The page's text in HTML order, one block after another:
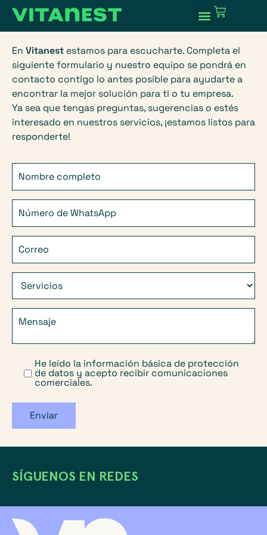
En Vitanest estamos para escucharte. Completa el
siguiente formulario y nuestro equipo se pondrá en
contacto contigo lo antes posible para ayudarte a
encontrar la mejor solución para ti o tu empresa.
Ya sea que tengas preguntas, sugerencias o estés
interesado en nuestros servicios, ¡estamos listos para
responderte!
He leído la información básica de protección
de datos y acepto recibir comunicaciones
comerciales.
Enviar
SÍGUENOS EN REDES